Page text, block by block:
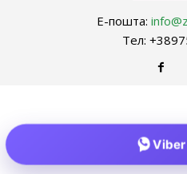
Е-пошта:
Тел:
Viber